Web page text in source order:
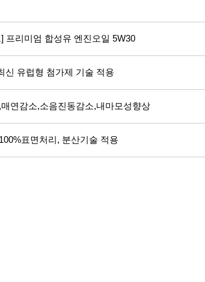
프리미엄 합성유 엔진오일 5W30
신 유럽형 첨가제 기술 적용
연감소,소음진동감소,내마모성향상
표면처리, 분산기술 적용